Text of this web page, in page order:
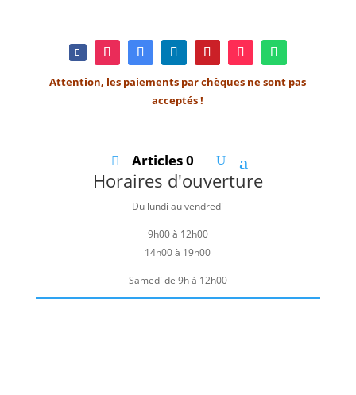
Attention, les paiements par chèques ne sont pas
acceptés !
Articles 0
Horaires d'ouverture
Du lundi au vendredi
9h00 à 12h00
14h00 à 19h00
Samedi de 9h à 12h00